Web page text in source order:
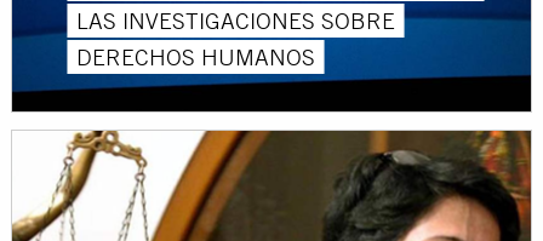
LAS INVESTIGACIONES SOBRE
DERECHOS HUMANOS